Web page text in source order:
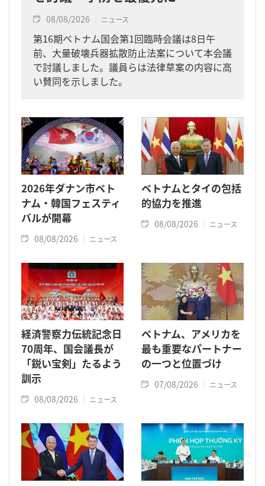
08/08/2026 ニュース
第16期ベトナム国会第1回臨時会議は8日午
前、大量破壊兵器拡散防止法案について本会議
で討議しました。議員らは法律草案の内容に高
い賛同を示しました。
2026年ダナン市ベト
ナム・韓国フェスティ
バルが開幕
08/08/2026 ニュース
ベトナムとタイの包括
的協力を推進
08/08/2026 ニュース
経済警察力伝統記念日
70周年、国会議長が
「鋭い宝剣」たるよう
訓示
08/08/2026 ニュース
ベトナム、アメリカを
最も重要なパートナー
の一つと位置づけ
07/08/2026 ニュース